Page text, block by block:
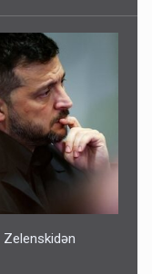
Zelenskidən